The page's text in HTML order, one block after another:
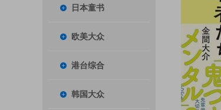
日本童书
欧美大众
港台综合
韩国大众